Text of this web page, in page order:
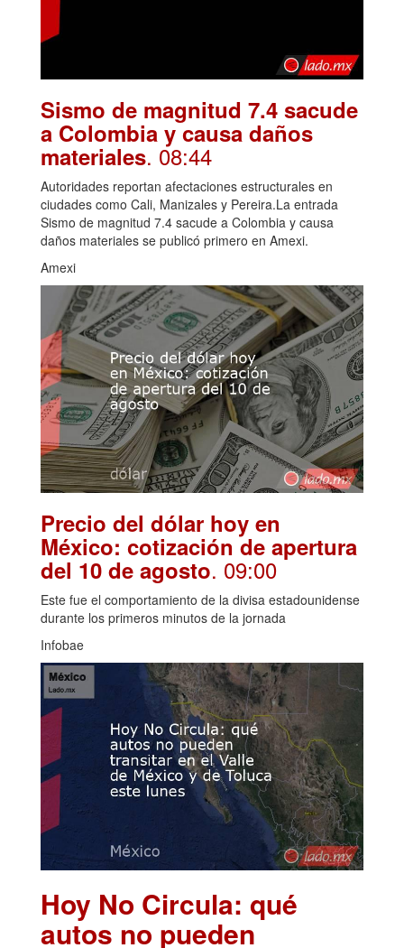
Sismo de magnitud 7.4 sacude
a Colombia y causa daños
materiales. 08:44
Autoridades reportan afectaciones estructurales en
ciudades como Cali, Manizales y Pereira.La entrada
Sismo de magnitud 7.4 sacude a Colombia y causa
daños materiales se publicó primero en Amexi.
Amexi
Precio del dólar hoy en
México: cotización de apertura
del 10 de agosto. 09:00
Este fue el comportamiento de la divisa estadounidense
durante los primeros minutos de la jornada
Infobae
Hoy No Circula: qué
autos no pueden